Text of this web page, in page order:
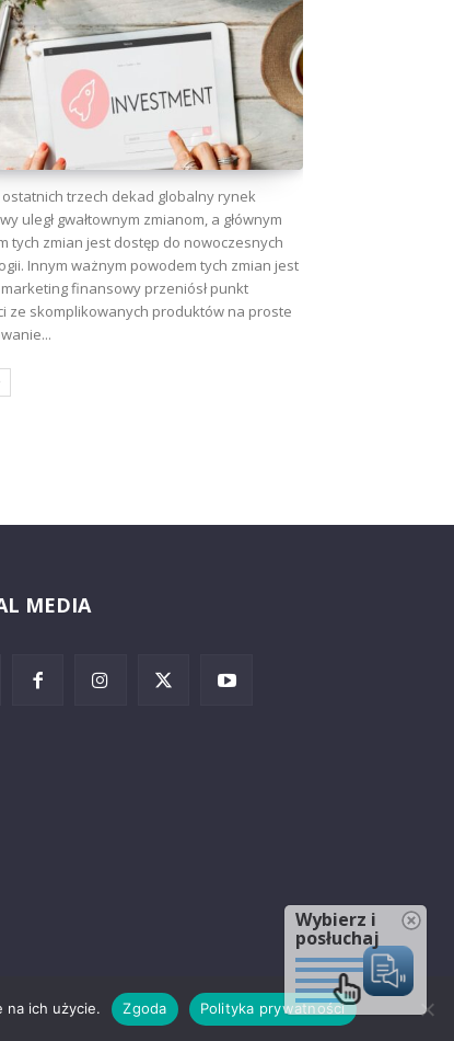
ostatnich trzech dekad globalny rynek
uległ gwałtownym zmianom, a głównym
tych zmian jest dostęp do nowoczesnych
Innym ważnym powodem tych zmian jest
finansowy przeniósł punkt
ze skomplikowanych produktów na proste
MEDIA
prawne
na ich użycie. Zgoda Polityka prywatności
Wybierz i
posłuchaj